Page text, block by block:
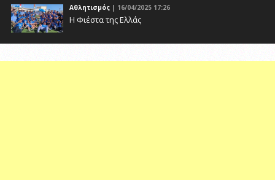
Αθλητισμός | 16/04/2025 17:26
Η Φιέστα της Ελλάς